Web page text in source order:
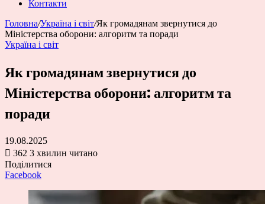
Контакти
Головна/Україна і світ/Як громадянам звернутися до
Міністерства оборони: алгоритм та поради
Україна і світ
Як громадянам звернутися до
Міністерства оборони: алгоритм та
поради
19.08.2025
362 3 хвилин читано
Поділитися
Facebook